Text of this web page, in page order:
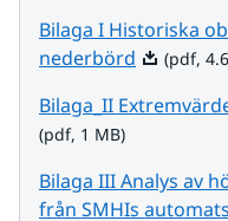
Bilaga I Historiska
nederbörd Pdf, 4.6
(pdf,
Bilaga_II
(pdf, 1 MB)
Bilaga III Analys av
från SMHIs